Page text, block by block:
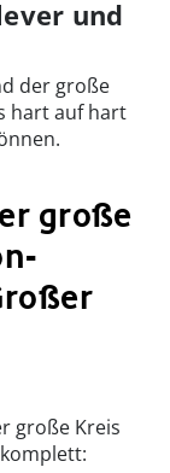
und
der große
hart auf hart
große
große Kreis